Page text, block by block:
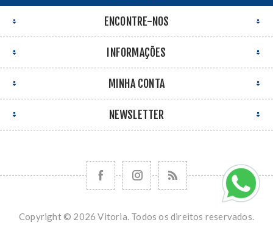
ENCONTRE-NOS
INFORMAÇÕES
MINHA CONTA
NEWSLETTER
Copyright © 2026 Vitoria. Todos os direitos reservados.